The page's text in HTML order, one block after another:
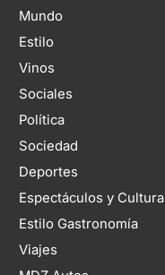
Mundo
Estilo
Vinos
Sociales
Política
Sociedad
Deportes
Espectáculos y Cultura
Estilo Gastronomía
Viajes